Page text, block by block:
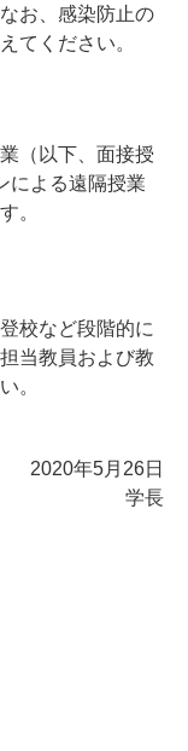
お、感染防止の
てください。
（以下、面接授
による遠隔授業
。
校など段階的に
当教員および教
。
2020年5月26日
学長